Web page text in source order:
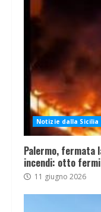
Notizie dalla Sicilia
Palermo, fermata
incendi: otto fermi
11 giugno 2026